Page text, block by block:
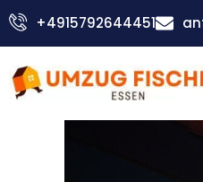
Zum
Inhalt
+4915792644451